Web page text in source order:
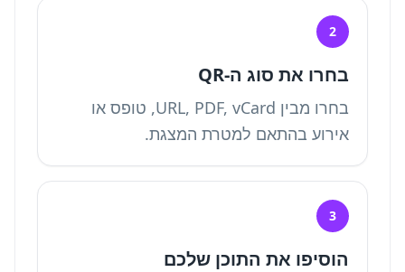
2
בחרו את סוג ה-QR
בחרו מבין URL, PDF, vCard, טופס או
אירוע בהתאם למטרת המצגת.
3
הוסיפו את התוכן שלכם